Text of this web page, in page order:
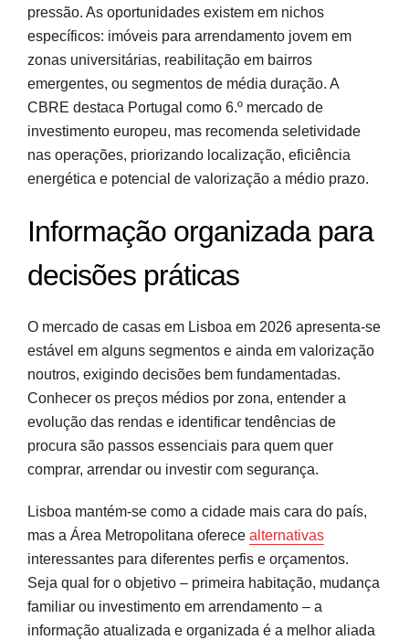
pressão. As oportunidades existem em nichos
específicos: imóveis para arrendamento jovem em
zonas universitárias, reabilitação em bairros
emergentes, ou segmentos de média duração. A
CBRE destaca Portugal como 6.º mercado de
investimento europeu, mas recomenda seletividade
nas operações, priorizando localização, eficiência
energética e potencial de valorização a médio prazo.
Informação organizada para
decisões práticas
O mercado de casas em Lisboa em 2026 apresenta-se
estável em alguns segmentos e ainda em valorização
noutros, exigindo decisões bem fundamentadas.
Conhecer os preços médios por zona, entender a
evolução das rendas e identificar tendências de
procura são passos essenciais para quem quer
comprar, arrendar ou investir com segurança.
Lisboa mantém-se como a cidade mais cara do país,
mas a Área Metropolitana oferece alternativas
interessantes para diferentes perfis e orçamentos.
Seja qual for o objetivo – primeira habitação, mudança
familiar ou investimento em arrendamento – a
informação atualizada e organizada é a melhor aliada